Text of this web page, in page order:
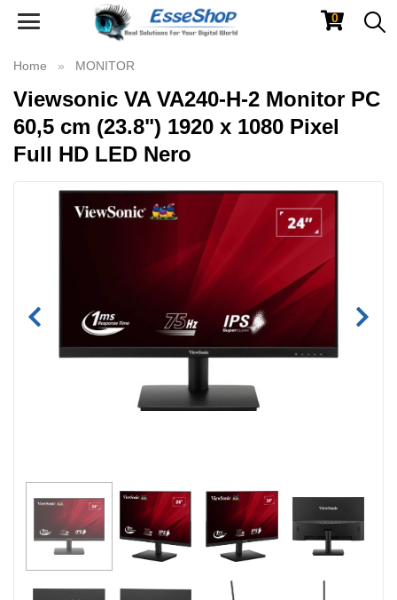
Toggle
0
Home MONITOR
Viewsonic VA VA240-H-2 Monitor PC
60,5 cm (23.8") 1920 x 1080 Pixel
Full HD LED Nero